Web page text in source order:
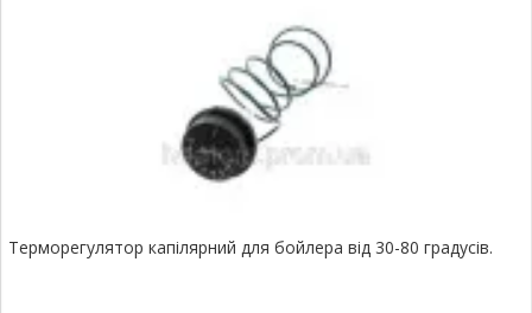
Терморегулятор капілярний для бойлера від 30-80 градусів.